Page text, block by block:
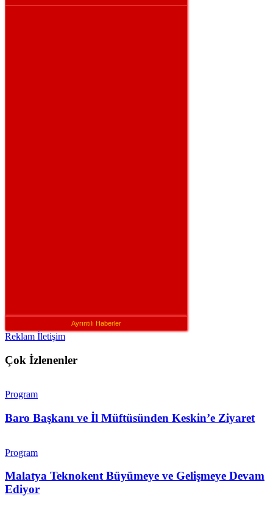
Ayrıntılı Haberler
Reklam İletişim
Çok İzlenenler
Program
Baro Başkanı ve İl Müftüsünden Keskin’e Ziyaret
Program
Malatya Teknokent Büyümeye ve Gelişmeye Devam
Ediyor